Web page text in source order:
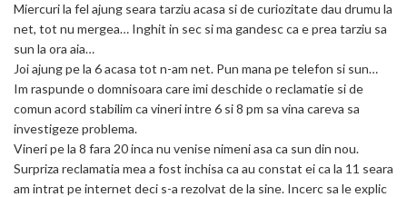
Miercuri la fel ajung seara tarziu acasa si de curiozitate dau drumu la
net, tot nu mergea… Inghit in sec si ma gandesc ca e prea tarziu sa
sun la ora aia…
Joi ajung pe la 6 acasa tot n-am net. Pun mana pe telefon si sun…
Im raspunde o domnisoara care imi deschide o reclamatie si de
comun acord stabilim ca vineri intre 6 si 8 pm sa vina careva sa
investigeze problema.
Vineri pe la 8 fara 20 inca nu venise nimeni asa ca sun din nou.
Surpriza reclamatia mea a fost inchisa ca au constat ei ca la 11 seara
am intrat pe internet deci s-a rezolvat de la sine. Incerc sa le explic